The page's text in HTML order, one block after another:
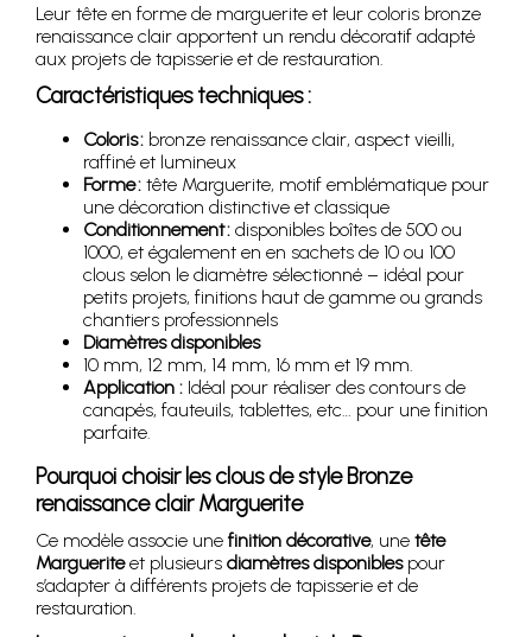
Leur tête en forme de marguerite et leur coloris bronze
renaissance clair apportent un rendu décoratif adapté
aux projets de tapisserie et de restauration.
Caractéristiques techniques :
Coloris : bronze renaissance clair, aspect vieilli,
raffiné et lumineux
Forme : tête Marguerite, motif emblématique pour
une décoration distinctive et classique
Conditionnement : disponibles boîtes de 500 ou
1000, et également en en sachets de 10 ou 100
clous selon le diamètre sélectionné – idéal pour
petits projets, finitions haut de gamme ou grands
chantiers professionnels
Diamètres disponibles
10 mm, 12 mm, 14 mm, 16 mm et 19 mm.
Application : Idéal pour réaliser des contours de
canapés, fauteuils, tablettes, etc… pour une finition
parfaite.
Pourquoi choisir les clous de style Bronze
renaissance clair Marguerite
Ce modèle associe une finition décorative, une tête
Margueriteet plusieurs diamètres disponiblespour
s’adapter à différents projets de tapisserie et de
restauration.